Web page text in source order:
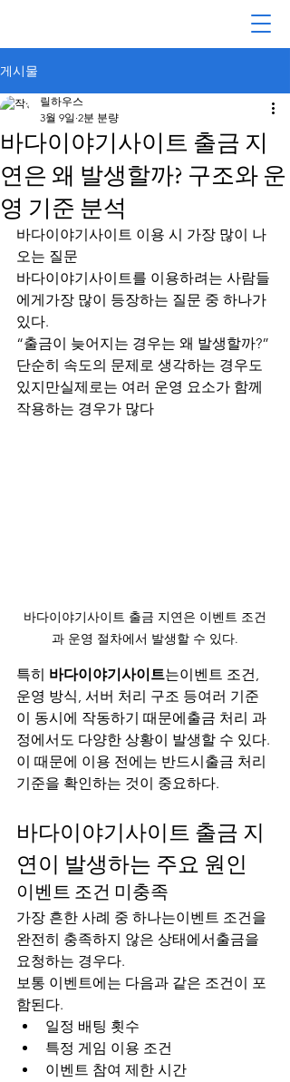
플랫폼분석
게시물
바다이야기사이트 출금 지
연은 왜 발생할까? 구조와 운
영 기준 분석
릴하우스
3월 9일 2분 분량
바다이야기사이트 이용 시 가장 많이 나
오는 질문
바다이야기사이트를 이용하려는 사람들
에게가장 많이 등장하는 질문 중 하나가
있다.
“출금이 늦어지는 경우는 왜 발생할까?”
단순히 속도의 문제로 생각하는 경우도
있지만실제로는 여러 운영 요소가 함께
작용하는 경우가 많다
바다이야기사이트 출금 지연은 이벤트 조건
과 운영 절차에서 발생할 수 있다.
특히 바다이야기사이트는이벤트 조건,
운영 방식, 서버 처리 구조 등여러 기준
이 동시에 작동하기 때문에출금 처리 과
정에서도 다양한 상황이 발생할 수 있다.
이 때문에 이용 전에는 반드시출금 처리
기준을 확인하는 것이 중요하다.
바다이야기사이트 출금 지
연이 발생하는 주요 원인
이벤트 조건 미충족
가장 흔한 사례 중 하나는이벤트 조건을
완전히 충족하지 않은 상태에서출금을
요청하는 경우다.
보통 이벤트에는 다음과 같은 조건이 포
함된다.
일정 배팅 횟수
특정 게임 이용 조건
이벤트 참여 제한 시간